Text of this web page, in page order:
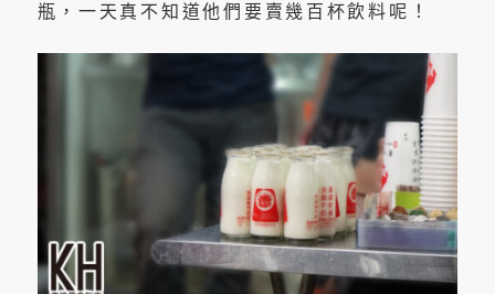
瓶，一天真不知道他們要賣幾百杯飲料呢！